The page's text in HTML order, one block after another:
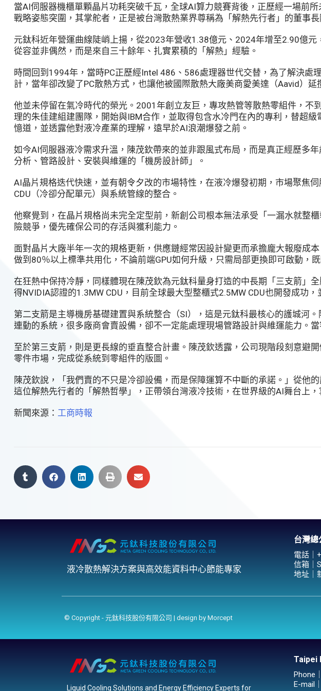
當AI伺服器機櫃單顆晶片功耗突破千瓦，全球AI算力競賽背後，正歷經一場前
戰略姿態突圍，其掌舵者，正是被台灣散熱業界尊稱為「解熱先行者」的董事長
元鈦科近年營運曲線陡峭上揚，從2023年營收1.38億元、2024年增至2.90億
從容並非偶然，而是來自三十餘年、扎實累積的「解熱」經驗。
時間回到1994年，當時PC正歷經Intel 486、586處理器世代交替，為了解決
計，當年卻改變了PC散熱方式，也讓他被國際散熱大廠美商愛美達（Aavid）
他並未停留在氣冷時代的榮光。2001年創立友巨，專攻熱管等散熱零組件，
理的朱佳建組建團隊，開始與IBM合作，並取得包含水冷門在內的專利，替超
憶道，並透露他對液冷產業的理解，遠早於AI浪潮爆發之前。
如今AI伺服器液冷需求升溫，陳茂欽帶來的並非跟風式布局，而是真正經歷多
分析、管路設計、安裝與維運的「機房設計師」。
AI晶片規格迭代快速，並有朝令夕改的市場特性，在液冷爆發初期，市場聚焦
CDU（冷卻分配單元）與系統管線的整合。
他察覺到，在晶片規格尚未完全定型前，新創公司根本無法承受「一漏水就整
險競爭，優先確保公司的存活與獲利能力。
面對晶片大廠半年一次的規格更新，供應鏈經常因設計變更而承擔龐大報廢成
做到80％以上標準共用化，不論前端GPU如何升級，只需局部更換即可啟動，
在狂熱中保持冷靜，同樣體現在陳茂欽為元鈦科量身打造的中長期「三支箭」
得NVIDIA認證的1.3MW CDU，目前全球最大型整櫃式2.5MW CDU也開發成功
第二支箭是主導機房基礎建置與系統整合（SI），這是元鈦科最核心的護城河
連動的系統，很多廠商會賣設備，卻不一定能處理現場管路設計與維運能力。
至於第三支箭，則是更長線的垂直整合計畫。陳茂欽透露，公司現階段刻意避
零件市場，完成從系統到零組件的版圖。
陳茂欽說，「我們賣的不只是冷卻設備，而是保障運算不中斷的承諾。」從他
這位解熱先行者的「解熱哲學」，正帶領台灣液冷技術，在世界級的AI舞台上，
新聞來源： 工商時報
液冷散熱解決方案與高效能資料中心節能專家
台灣總
電話｜
信箱｜
地址｜
© Copyright - 元鈦科技股份有限公司 | design by Morcept
Liquid Cooling Solutions and Energy Efficiency Experts for
Taipei
Phone｜
E-mail｜